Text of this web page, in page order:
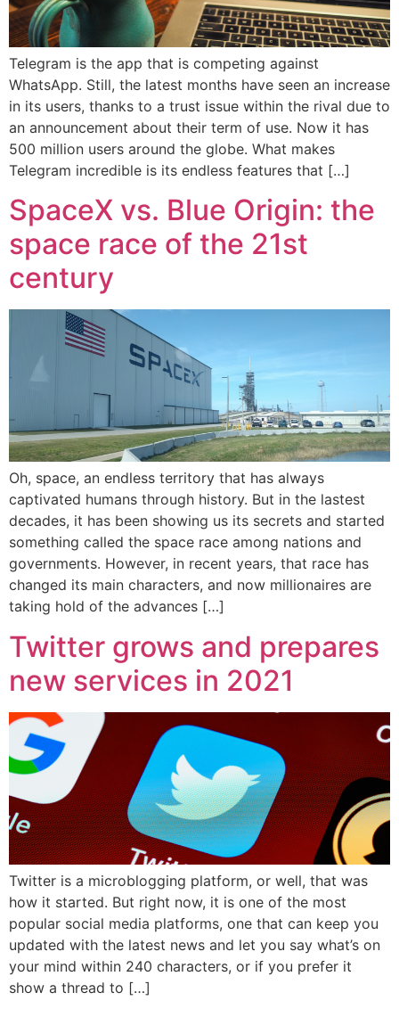
Telegram is the app that is competing against
WhatsApp. Still, the latest months have seen an increase
in its users, thanks to a trust issue within the rival due to
an announcement about their term of use. Now it has
500 million users around the globe. What makes
Telegram incredible is its endless features that […]
SpaceX vs. Blue Origin: the
space race of the 21st
century
Oh, space, an endless territory that has always
captivated humans through history. But in the lastest
decades, it has been showing us its secrets and started
something called the space race among nations and
governments. However, in recent years, that race has
changed its main characters, and now millionaires are
taking hold of the advances […]
Twitter grows and prepares
new services in 2021
Twitter is a microblogging platform, or well, that was
how it started. But right now, it is one of the most
popular social media platforms, one that can keep you
updated with the latest news and let you say what’s on
your mind within 240 characters, or if you prefer it
show a thread to […]